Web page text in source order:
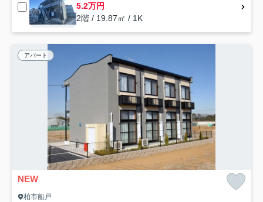
5.2万円
2階 / 19.87㎡ / 1K
アパート
NEW
柏市船戸